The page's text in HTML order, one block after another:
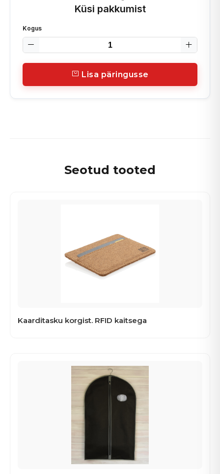
Küsi pakkumist
Kogus
Lisa päringusse
Seotud tooted
Kaarditasku korgist. RFID kaitsega